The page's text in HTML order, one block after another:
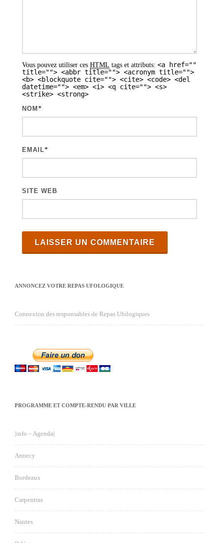
Vous pouvez utiliser ces HTML tags et attributs: <a href=""
title=""> <abbr title=""> <acronym title="">
<b> <blockquote cite=""> <cite> <code> <del
datetime=""> <em> <i> <q cite=""> <s>
<strike> <strong>
NOM *
EMAIL*
SITE WEB
ANNONCEZ VOTRE REPAS UFOLOGIQUE
Connexion des responsables de Repas Ufologiques
PROGRAMME ET COMPTE-RENDU PAR VILLE
|info – Agenda|
Annecy
Bordeaux
Carpentras
Nantes